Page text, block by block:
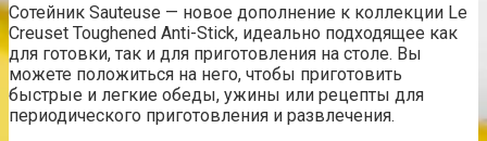
Сотейник Sauteuse — новое дополнение к коллекции Le
Creuset Toughened Anti-Stick, идеально подходящее как
для готовки, так и для приготовления на столе. Вы
можете положиться на него, чтобы приготовить
быстрые и легкие обеды, ужины или рецепты для
периодического приготовления и развлечения.